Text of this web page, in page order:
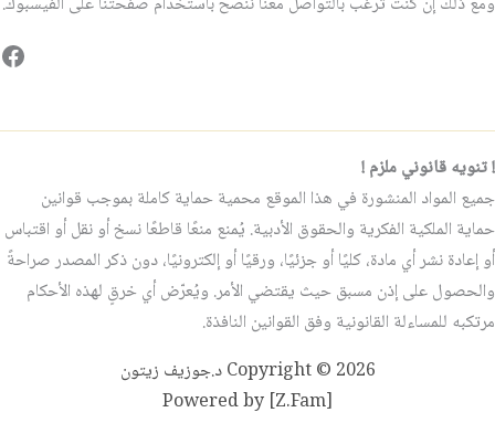
! تنويه قانوني ملزم !
جميع المواد المنشورة في هذا الموقع محمية حماية كاملة بموجب قوانين
حماية الملكية الفكرية والحقوق الأدبية. يُمنع منعًا قاطعًا نسخ أو نقل أو اقتباس
أو إعادة نشر أي مادة، كليًا أو جزئيًا، ورقيًا أو إلكترونيًا، دون ذكر المصدر صراحةً
والحصول على إذن مسبق حيث يقتضي الأمر. ويُعرّض أي خرقٍ لهذه الأحكام
مرتكبه للمساءلة القانونية وفق القوانين النافذة.
Copyright © 2026 د.جوزيف زيتون
Powered by [Z.Fam]